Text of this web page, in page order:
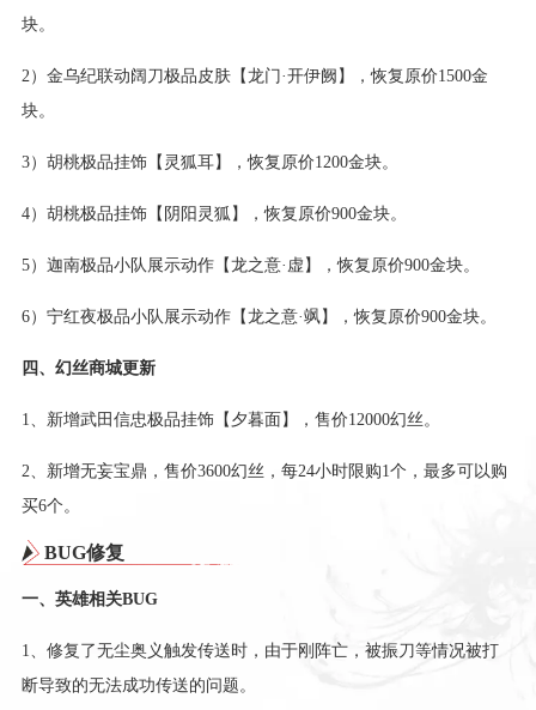
块。
2）金乌纪联动阔刀极品皮肤【龙门·开伊阙】，恢复原价1500金
块。
3）胡桃极品挂饰【灵狐耳】，恢复原价1200金块。
4）胡桃极品挂饰【阴阳灵狐】，恢复原价900金块。
5）迦南极品小队展示动作【龙之意·虚】，恢复原价900金块。
6）宁红夜极品小队展示动作【龙之意·飒】，恢复原价900金块。
四、幻丝商城更新
1、新增武田信忠极品挂饰【夕暮面】，售价12000幻丝。
2、新增无妄宝鼎，售价3600幻丝，每24小时限购1个，最多可以购
买6个。
BUG修复
一、英雄相关BUG
1、修复了无尘奥义触发传送时，由于刚阵亡，被振刀等情况被打
断导致的无法成功传送的问题。